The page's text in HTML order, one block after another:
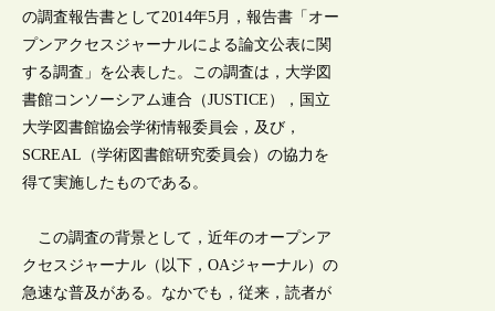
の調査報告書として2014年5月，報告書「オー
プンアクセスジャーナルによる論文公表に関
する調査」を公表した。この調査は，大学図
書館コンソーシアム連合（JUSTICE），国立
大学図書館協会学術情報委員会，及び，
SCREAL（学術図書館研究委員会）の協力を
得て実施したものである。
この調査の背景として，近年のオープンア
クセスジャーナル（以下，OAジャーナル）の
急速な普及がある。なかでも，従来，読者が